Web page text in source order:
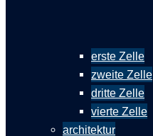
erste Zelle
zweite Zelle
dritte Zelle
vierte Zelle
architektur